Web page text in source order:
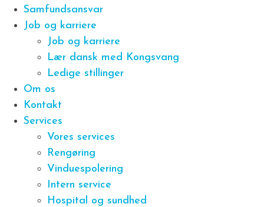
Samfundsansvar
Job og karriere
Job og karriere
Lær dansk med Kongsvang
Ledige stillinger
Om os
Kontakt
Services
Vores services
Rengøring
Vinduespolering
Intern service
Hospital og sundhed